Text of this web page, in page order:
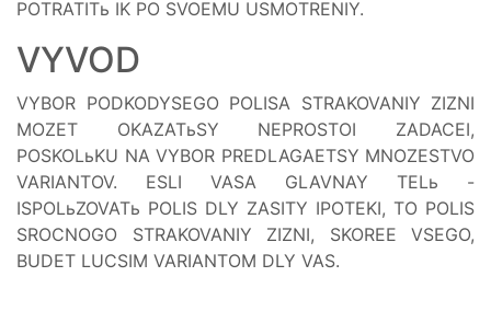
POTRATITь IK PO SVOEMU USMOTRENIY.
VYVOD
VYBOR PODKODYSEGO POLISA STRAKOVANIY ZIZNI
MOZET OKAZATьSY NEPROSTOI ZADACEI,
POSKOLьKU NA VYBOR PREDLAGAETSY MNOZESTVO
VARIANTOV. ESLI VASA GLAVNAY TELь -
ISPOLьZOVATь POLIS DLY ZASITY IPOTEKI, TO POLIS
SROCNOGO STRAKOVANIY ZIZNI, SKOREE VSEGO,
BUDET LUCSIM VARIANTOM DLY VAS.